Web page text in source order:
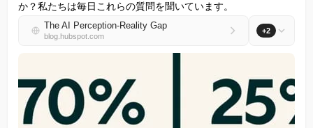
か？私たちは毎日これらの質問を聞いています。
The AI Perception-Reality Gap
blog.hubspot.com
+2